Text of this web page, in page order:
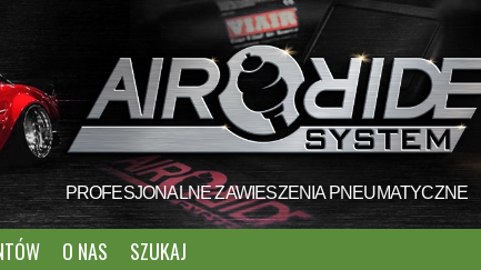
PROFESJONALNE ZAWIESZENIA PNEUMATYCZNE
O NAS SZUKAJ